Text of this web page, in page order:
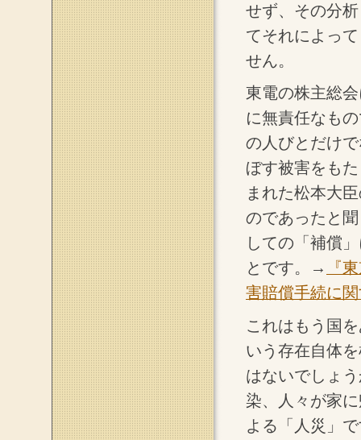
せず、その分
てそれによっ
せん。
東電の株主総
に無責任なも
の人びとだけ
ぼす被害をも
まれた松本大
のであったと
しての「補償
とです。→
『
害賠償手続に
これはもう国
いう存在自体
はないでしょ
染、人々が家
よる「人災」